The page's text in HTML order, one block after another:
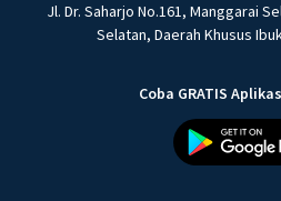
Jl. Dr. Saharjo No.161, Manggarai
Selatan, Daerah Khusus
Coba GRATIS